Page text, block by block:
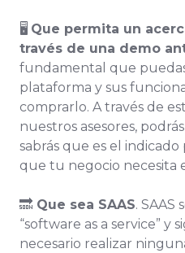
🖥 Que permita un
través de una demo
fundamental que
plataforma y sus
comprarlo. A través de
nuestros asesores,
sabrás que es el
que tu negocio necesita
🔜 Que sea SAAS. SAAS
“software as a service” y
necesario realizar